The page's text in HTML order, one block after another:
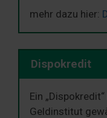
mehr dazu hier:
Dispokredit
Ein
Geldinstitut